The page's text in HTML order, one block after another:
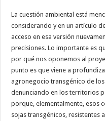
La cuestión ambiental está
considerando y en un artículo
acceso en esa versión
precisiones. Lo importante es
por qué nos oponemos al
punto es que viene a
agronegocio transgénico de
denunciando en los territorios
porque, elementalmente, esos
sojas transgénicos, resistentes